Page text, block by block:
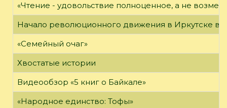
«Чтение - удовольствие полноценное, а не
Начало революционного движения в Иркутске в
«Семейный очаг»
Хвостатые истории
Видеообзор «5 книг о Байкале»
«Народное единство: Тофы»